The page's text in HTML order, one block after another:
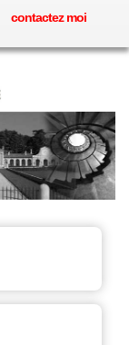
contactez moi